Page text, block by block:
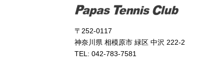
〒252-0117
神奈川県 相模原市 緑区 中沢 222-2
TEL: 042-783-7581